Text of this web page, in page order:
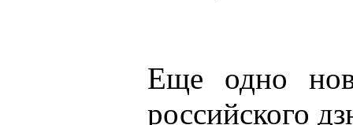
Еще одно
российского